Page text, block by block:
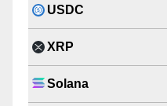
USDC
XRP
Solana